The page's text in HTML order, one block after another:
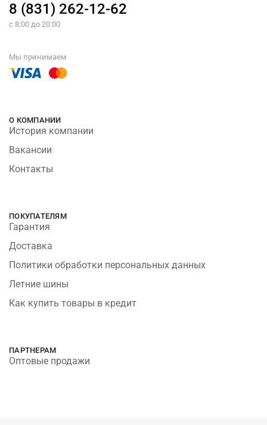
8 (831) 262-12-62
с 8:00 до 20:00
Мы принимаем
О КОМПАНИИ
История компании
Вакансии
Контакты
ПОКУПАТЕЛЯМ
Гарантия
Доставка
Политики обработки персональных данных
Летние шины
Как купить товары в кредит
ПАРТНЕРАМ
Оптовые продажи